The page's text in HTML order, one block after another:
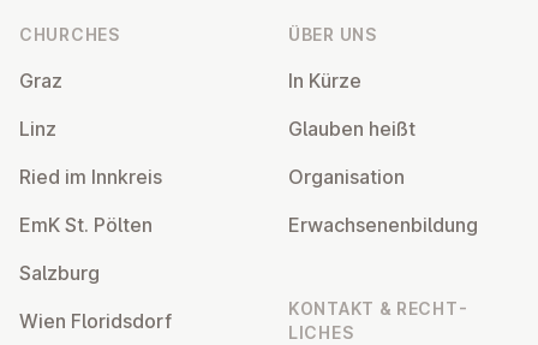
CHURCHES
Graz
Linz
Ried im Innkreis
EmK St. Pölten
Salzburg
Wien Flor­idsdorf
ÜBER UNS
In Kürze
Glauben heißt
Or­gan­isa­tion
Er­wach­sen­en­bildung
KONTAKT & RECHT­
LICHES